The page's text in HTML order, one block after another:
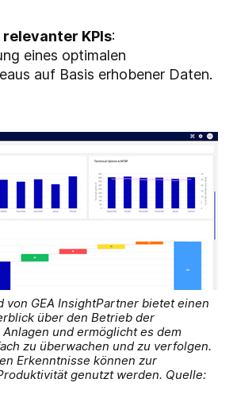
KPIs:
eines optimalen
auf Basis erhobener Daten.
von GEA InsightPartner bietet einen
über den Betrieb der
und ermöglicht es dem
zu überwachen und zu verfolgen.
Erkenntnisse können zur
genutzt werden. Quelle: